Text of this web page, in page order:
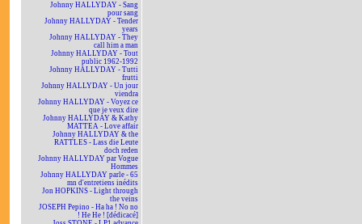
Johnny HALLYDAY - Sang
pour sang
Johnny HALLYDAY - Tender
years
Johnny HALLYDAY - They
call him a man
Johnny HALLYDAY - Tout
public 1962-1992
Johnny HALLYDAY - Tutti
frutti
Johnny HALLYDAY - Un jour
viendra
Johnny HALLYDAY - Voyez ce
que je veux dire
Johnny HALLYDAY & Kathy
MATTEA - Love affair
Johnny HALLYDAY & the
RATTLES - Lass die Leute
doch reden
Johnny HALLYDAY par Vogue
Hommes
Johnny HALLYDAY parle - 65
mn d'entretiens inédits
Jon HOPKINS - Light through
the veins
JOSEPH Pepino - Ha ha ! No no
! He He ! [dédicacé]